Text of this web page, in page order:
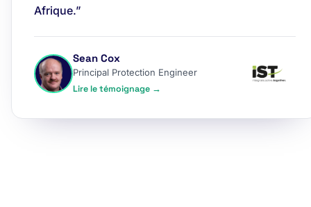
Afrique.”
Sean Cox
Principal Protection Engineer
Lire le témoignage →